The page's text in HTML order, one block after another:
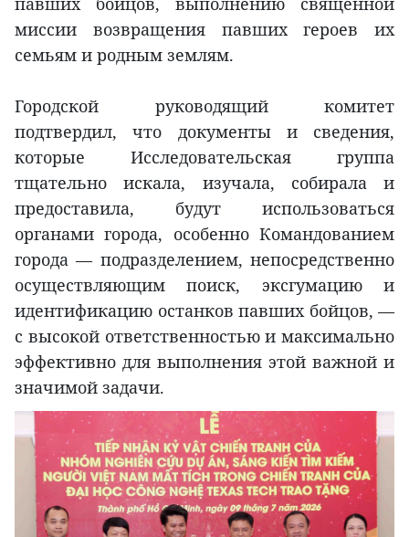
миссии возвращения павших героев их
семьям и родным землям.
Городской руководящий комитет
подтвердил, что документы и сведения,
которые Исследовательская группа
тщательно искала, изучала, собирала и
предоставила, будут использоваться
органами города, особенно Командованием
города — подразделением, непосредственно
осуществляющим поиск, эксгумацию и
идентификацию останков павших бойцов, —
с высокой ответственностью и максимально
эффективно для выполнения этой важной и
значимой задачи.